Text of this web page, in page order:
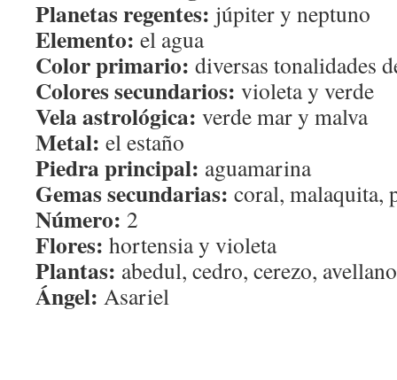
Planetas regentes: júpiter y neptuno
Elemento: el agua
Color primario: diversas tonalidades
Colores secundarios: violeta y verde
Vela astrológica: verde mar y malva
Metal: el estaño
Piedra principal: aguamarina
Gemas secundarias: coral, malaquita,
Número: 2
Flores: hortensia y violeta
Plantas: abedul, cedro, cerezo,
Ángel: Asariel